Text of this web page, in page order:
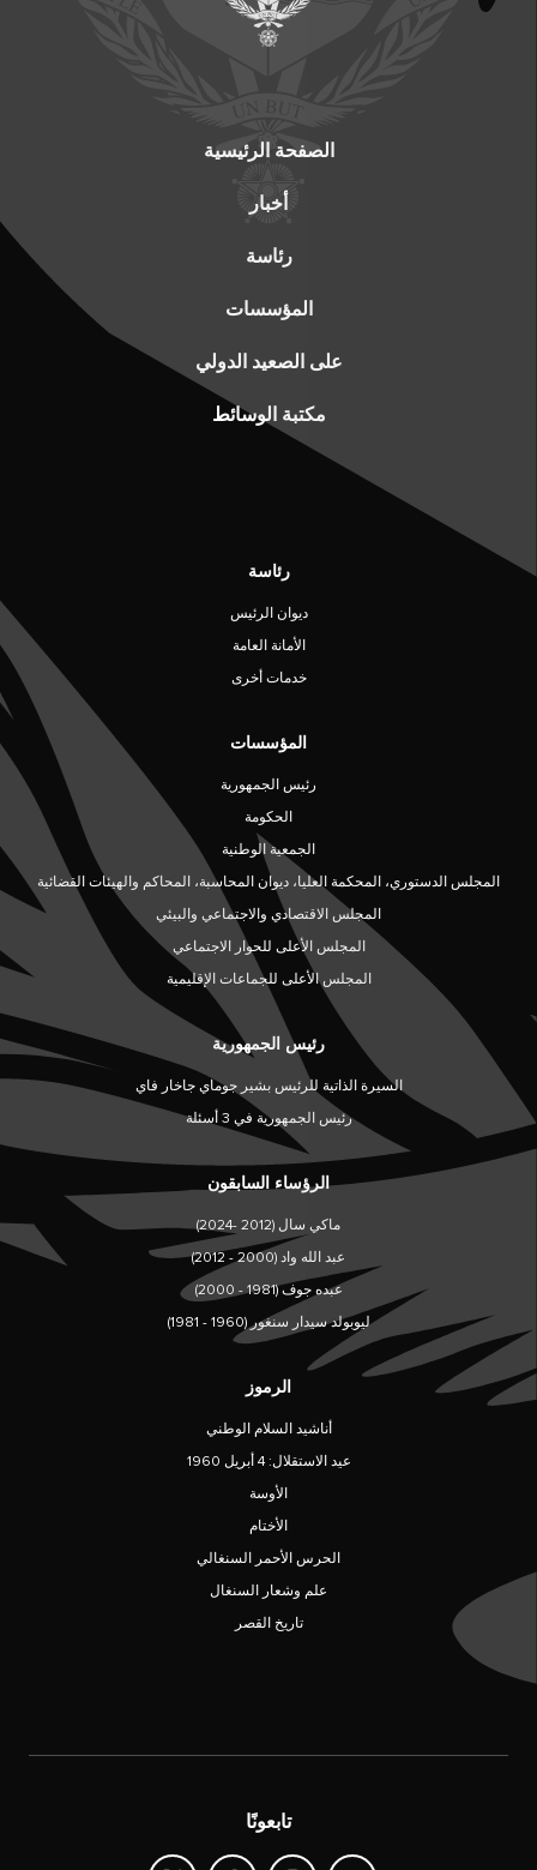
الصفحة الرئيسية
أخبار
رئاسة
المؤسسات
على الصعيد الدولي
مكتبة الوسائط
رئاسة
ديوان الرئيس
الأمانة العامة
خدمات أخرى
المؤسسات
رئيس الجمهورية
الحكومة
الجمعية الوطنية
المجلس الدستوري، المحكمة العليا، ديوان المحاسبة، المحاكم والهيئات القضائية
المجلس الاقتصادي والاجتماعي والبيئي
المجلس الأعلى للحوار الاجتماعي
المجلس الأعلى للجماعات الإقليمية
رئيس الجمهورية
السيرة الذاتية للرئيس بشير جوماي جاخار فاي
رئيس الجمهورية في 3 أسئلة
الرؤساء السابقون
ماكي سال (2012 -2024)
عبد الله واد (2000 - 2012)
عبده جوف (1981 - 2000)
ليوبولد سيدار سنغور (1960 - 1981)
الرموز
أناشيد السلام الوطني
عيد الاستقلال: 4 أبريل 1960
الأوسة
الأختام
الحرس الأحمر السنغالي
علم وشعار السنغال
تاريخ القصر
تابعونًا